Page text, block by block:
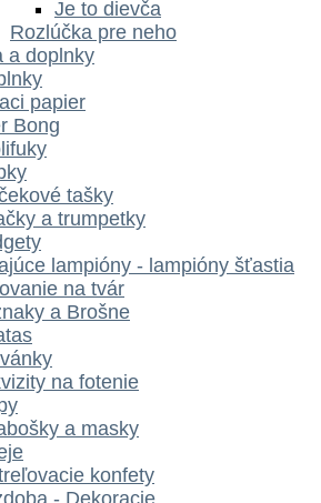
Je to dievča
Rozlúčka pre neho
a doplnky
papier
Bong
tašky
a trumpetky
lampióny - lampióny šťastia
na tvár
a Brošne
na fotenie
a masky
konfety
- Dekoracie